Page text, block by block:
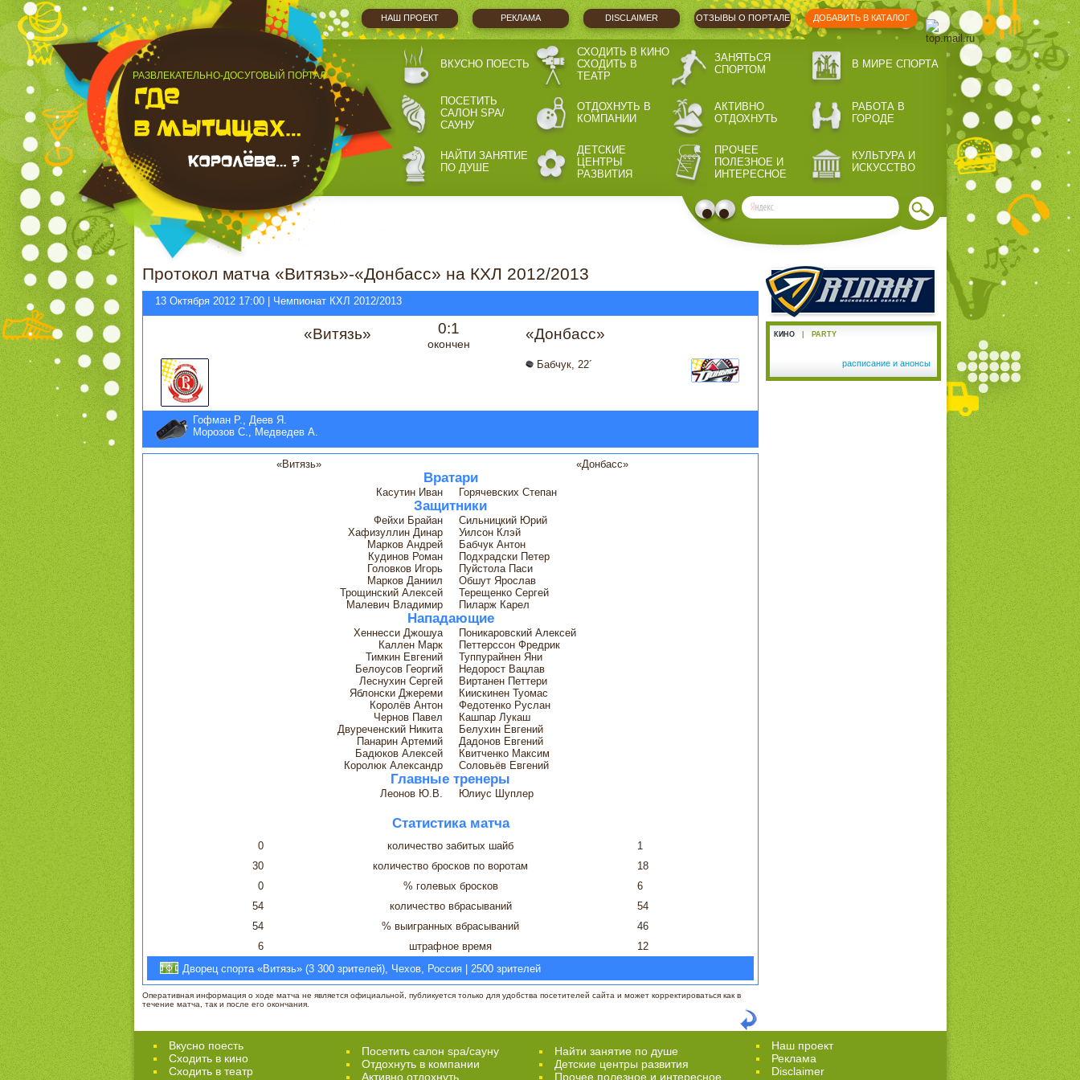
НАШ ПРОЕКТ РЕКЛАМА DISCLAIMER ОТЗЫВЫ О ПОРТАЛЕ ДОБАВИТЬ В КАТАЛОГ
РАЗВЛЕКАТЕЛЬНО-ДОСУГОВЫЙ ПОРТАЛ
ВКУСНО ПОЕСТЬ
СХОДИТЬ В КИНО
СХОДИТЬ В
ТЕАТР
ЗАНЯТЬСЯ
СПОРТОМ
В МИРЕ СПОРТА
ПОСЕТИТЬ
САЛОН SPA/
САУНУ
ОТДОХНУТЬ В
КОМПАНИИ
АКТИВНО
ОТДОХНУТЬ
РАБОТА В
ГОРОДЕ
НАЙТИ ЗАНЯТИЕ
ПО ДУШЕ
ДЕТСКИЕ
ЦЕНТРЫ
РАЗВИТИЯ
ПРОЧЕЕ
ПОЛЕЗНОЕ И
ИНТЕРЕСНОЕ
КУЛЬТУРА И
ИСКУССТВО
Протокол матча «Витязь»-«Донбасс» на КХЛ 2012/2013
13 Октября 2012 17:00 | Чемпионат КХЛ 2012/2013
«Витязь» 0:1
окончен
«Донбасс»
Бабчук, 22´
Гофман Р., Деев Я.
Морозов С., Медведев А.
«Витязь» «Донбасс»
Вратари
Касутин Иван Горячевских Степан
Защитники
Фейхи Брайан
Сильницкий Юрий
Хафизуллин Динар
Уилсон Клэй
Марков Андрей
Бабчук Антон
Кудинов Роман
Подхрадски Петер
Головков Игорь
Пуйстола Паси
Марков Даниил
Обшут Ярослав
Трощинский Алексей
Терещенко Сергей
Малевич Владимир
Пиларж Карел
Нападающие
Хеннесси Джошуа
Поникаровский Алексей
Каллен Марк
Петтерссон Фредрик
Тимкин Евгений
Туппурайнен Яни
Белоусов Георгий
Недорост Вацлав
Леснухин Сергей
Виртанен Петтери
Яблонски Джереми
Киискинен Туомас
Королёв Антон
Федотенко Руслан
Чернов Павел
Кашпар Лукаш
Двуреченский Никита
Белухин Евгений
Панарин Артемий
Дадонов Евгений
Бадюков Алексей
Квитченко Максим
Королюк Александр
Соловьёв Евгений
Главные тренеры
Леонов Ю.В. Юлиус Шуплер
Статистика матча
0 количество забитых шайб
1
30
количество бросков по воротам
18
0
% голевых бросков
6
54
количество вбрасываний
54
54
% выигранных вбрасываний
46
6
штрафное время
12
Дворец спорта «Витязь» (3 300 зрителей), Чехов, Россия | 2500 зрителей
Оперативная информация о ходе матча не является официальной, публикуется только для удобства посетителей сайта и может корректироваться как в
течение матча, так и после его окончания.
КИНО PARTY
расписание и анонсы
Вкусно поесть
Сходить в кино
Cходить в театр
Посетить салон spa/сауну
Отдохнуть в компании
Активно отдохнуть
Найти занятие по душе
Детские центры развития
Прочее полезное и интересное
Наш проект
Реклама
Disclaimer